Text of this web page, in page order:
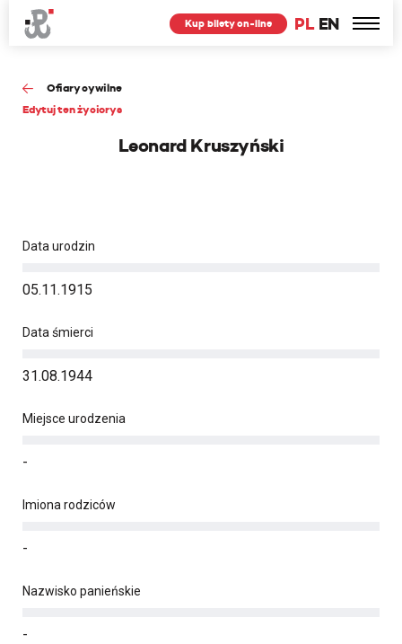
PL EN
Kup bilety on-line
Ofiary cywilne
Edytuj ten życiorys
Leonard Kruszyński
Data urodzin
05.11.1915
Data śmierci
31.08.1944
Miejsce urodzenia
-
Imiona rodziców
-
Nazwisko panieńskie
-